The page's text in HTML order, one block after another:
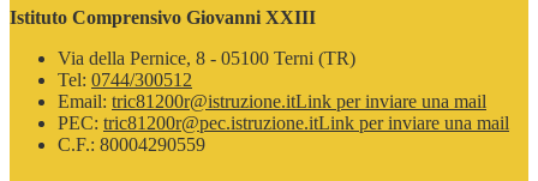
Istituto Comprensivo Giovanni XXIII
Via della Pernice, 8 - 05100 Terni (TR)
Tel: 0744/300512
Email: tric81200r@istruzione.itLink per inviare una mail
PEC: tric81200r@pec.istruzione.itLink per inviare una mail
C.F.: 80004290559